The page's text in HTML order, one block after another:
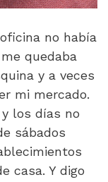
no había
quedaba
y a veces
mi mercado.
los días no
sábados
casa. Y digo